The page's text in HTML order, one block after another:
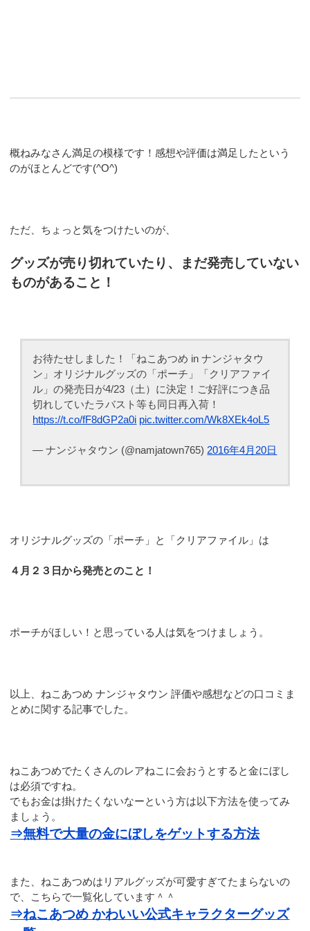
概ねみなさん満足の模様です！感想や評価は満足したという
のがほとんどです(^O^)
ただ、ちょっと気をつけたいのが、
グッズが売り切れていたり、まだ発売していない
ものがあること！
お待たせしました！「ねこあつめ in ナンジャタウ
ン」オリジナルグッズの「ポーチ」「クリアファイ
ル」の発売日が4/23（土）に決定！ご好評につき品
切れしていたラバスト等も同日再入荷！
https://t.co/fF8dGP2a0i pic.twitter.com/Wk8XEk4oL5
— ナンジャタウン (@namjatown765)2016年4月20日
オリジナルグッズの「ポーチ」と「クリアファイル」は
４月２３日から発売とのこと！
ポーチがほしい！と思っている人は気をつけましょう。
以上、ねこあつめ ナンジャタウン 評価や感想などの口コミま
とめに関する記事でした。
ねこあつめでたくさんのレアねこに会おうとすると金にぼし
は必須ですね。
でもお金は掛けたくないなーという方は以下方法を使ってみ
ましょう。
⇒無料で大量の金にぼしをゲットする方法
また、ねこあつめはリアルグッズが可愛すぎてたまらないの
で、こちらで一覧化しています＾＾
⇒ねこあつめ かわいい公式キャラクターグッズ